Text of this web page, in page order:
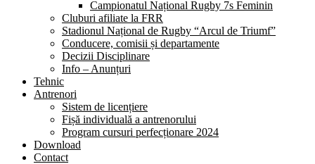
Campionatul Național Rugby 7s Feminin
Cluburi afiliate la FRR
Stadionul Național de Rugby “Arcul de Triumf”
Conducere, comisii și departamente
Decizii Disciplinare
Info – Anunțuri
Tehnic
Antrenori
Sistem de licențiere
Fișă individuală a antrenorului
Program cursuri perfecționare 2024
Download
Contact